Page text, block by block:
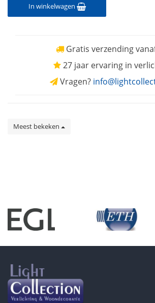
In winkelwagen
Gratis verzending
27 jaar ervaring in
Vragen?
Meest bekeken